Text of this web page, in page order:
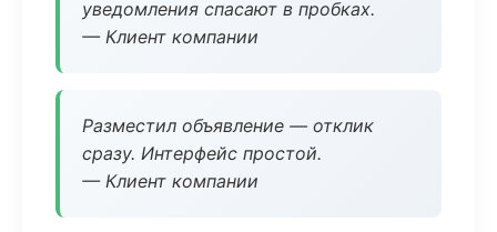
уведомления спасают в пробках.
— Клиент компании
Разместил объявление — отклик
сразу. Интерфейс простой.
— Клиент компании